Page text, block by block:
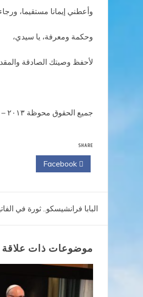
وأعطني إيمانا مستقيما،
وحكمة ومعرفة، يا سيدي،
لأحفظ وصيتك الصادقة
جميع الحقوق محوظة ٢٠١٣ – حاضرة الفاتيكان
SHARE
تصفّح
المقالات
البابا فرانشيسكو.. ثورة في
موضوعات ذات علاقة